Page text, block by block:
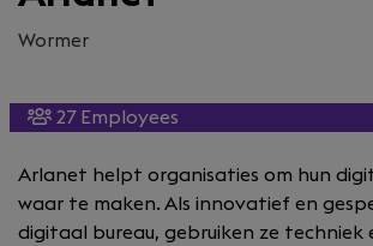
Wormer
27 Employees
Arlanet helpt organisaties om hun
waar te maken. Als innovatief en
digitaal bureau, gebruiken ze techniek